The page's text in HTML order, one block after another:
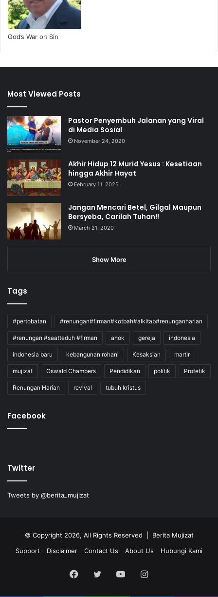
God’s War on Sin
Most Viewed Posts
Pastor Penyembuh Jalanan yang Viral
di Media Sosial
November 24, 2020
Akhir Hidup 12 Murid Yesus : Kesetiaan
hingga Akhir Hayat
February 11, 2025
Jangan Mencari Betel, Gilgal Maupun
Bersyeba, Carilah Tuhan!!
March 21, 2020
Show More
Tags
#pertobatan #renungan#firman#kotbah#alkitab#renunganharian
#renungan #saatteduh #firman ahok gereja indonesia
indonesia baru kebangunan rohani Kesaksian martir
mujizat Oswald Chambers Pendidikan politik Profetik
Renungan Harian revival tubuh kristus
Facebook
Twitter
Tweets by @berita_mujizat
© Copyright 2026, All Rights Reserved | Berita Mujizat
Support
Disclaimer Contact Us About Us Hubungi Kami
Facebook
Twitter YouTubeInstagram